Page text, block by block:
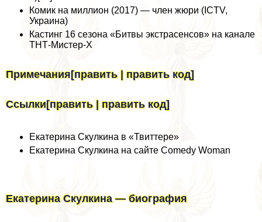
Комик на миллион (2017) — члeн жюри (ICTV,
Украина)
Кастинг 16 сезона «Битвы экстрасенсов» на канале
ТНТ-Мистер-Х
Примечания[править | править код]
Ссылки[править | править код]
Екатерина Скулкина в «Твиттере»
Екатерина Скулкина на сайте Comedy Woman
Екатерина Скулкина — биография